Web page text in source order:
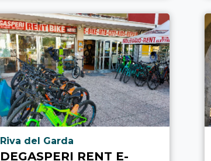
Località punto di interesse
Riva del Garda
DEGASPERI RENT E-